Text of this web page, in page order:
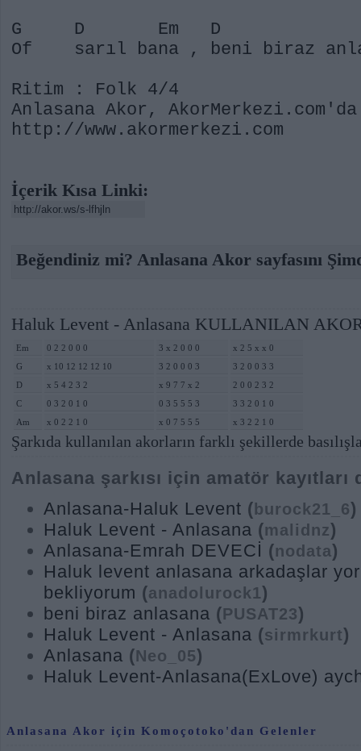
G D Em D
Of sarıl bana , beni biraz
Ritim : Folk 4/4
Anlasana Akor,
http://www.akormerkezi.com
İçerik Kısa Linki:
Beğendiniz mi? Anlasana Akor sayfasını
Haluk Levent - Anlasana KULLANILAN
Em 0 2 2 0 0 0 3 x 2 0 0 0
x 2 5 x x 0
G
x 10 12 12 12 10 3 2 0 0 0 3
3 2 0 0 3 3
D
x 5 4 2 3 2 x 9 7 7 x 2
2 0 0 2 3 2
C
0 3 2 0 1 0 0 3 5 5 5 3
3 3 2 0 1 0
Am
x 0 2 2 1 0 x 0 7 5 5 5 x 3 2 2 1 0
Şarkıda kullanılan akorların farklı şekillerde
Anlasana şarkısı için amatör kayıtları
Anlasana-Haluk Levent ( burock21_6)
Haluk Levent - Anlasana (malidnz)
Anlasana-Emrah DEVECİ (nodata)
Haluk levent anlasana arkadaşlar
bekliyorum (anadolurock1)
beni biraz anlasana (PUSAT23)
Haluk Levent - Anlasana (sirmrkurt)
Anlasana (Neo_05)
Haluk Levent-Anlasana(ExLove)
Anlasana Akor için Komoçotoko'dan Gelenler